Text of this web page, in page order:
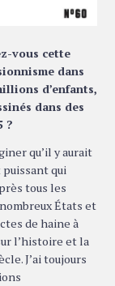
vous cette
dans
d’enfants,
dans des
?
qu’il y aurait
qui
tous les
États et
de haine à
l’histoire et la
J’ai toujours